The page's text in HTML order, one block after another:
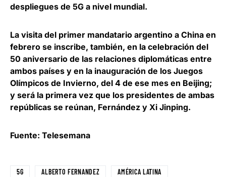
despliegues de 5G a nivel mundial.
La visita del primer mandatario argentino a China en
febrero se inscribe, también, en la celebración del
50 aniversario de las relaciones diplomáticas entre
ambos países y en la inauguración de los Juegos
Olímpicos de Invierno, del 4 de ese mes en Beijing;
y será la primera vez que los presidentes de ambas
repúblicas se reúnan, Fernández y Xi Jinping.
Fuente: Telesemana
5G ALBERTO FERNANDEZ AMÉRICA LATINA